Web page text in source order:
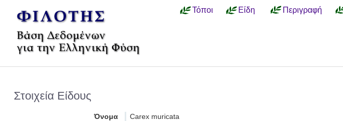
Τόποι Είδη Περιγραφή
Στοιχεία Είδους
Όνομα
Carex muricata